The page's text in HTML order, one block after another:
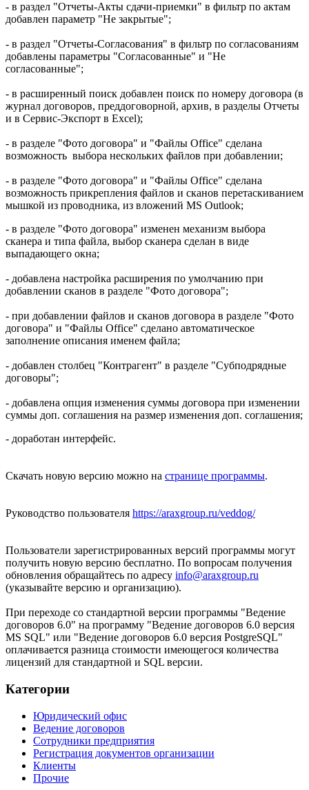
- в раздел "Отчеты-Акты сдачи-приемки" в фильтр по актам
добавлен параметр "Не закрытые";
- в раздел "Отчеты-Согласования" в фильтр по согласованиям
добавлены параметры "Согласованные" и "Не
согласованные";
- в расширенный поиск добавлен поиск по номеру договора (в
журнал договоров, преддоговорной, архив, в разделы Отчеты
и в Сервис-Экспорт в Excel);
- в разделе "Фото договора" и "Файлы Office" сделана
возможность выбора нескольких файлов при добавлении;
- в разделе "Фото договора" и "Файлы Office" сделана
возможность прикрепления файлов и сканов перетаскиванием
мышкой из проводника, из вложений MS Outlook;
- в разделе "Фото договора" изменен механизм выбора
сканера и типа файла, выбор сканера сделан в виде
выпадающего окна;
- добавлена настройка расширения по умолчанию при
добавлении сканов в разделе "Фото договора";
- при добавлении файлов и сканов договора в разделе "Фото
договора" и "Файлы Office" сделано автоматическое
заполнение описания именем файла;
- добавлен столбец "Контрагент" в разделе "Субподрядные
договоры";
- добавлена опция изменения суммы договора при изменении
суммы доп. соглашения на размер изменения доп. соглашения;
- доработан интерфейс.
Скачать новую версию можно на странице программы.
Руководство пользователя https://araxgroup.ru/veddog/
Пользователи зарегистрированных версий программы могут
получить новую версию бесплатно. По вопросам получения
обновления обращайтесь по адресу info@araxgroup.ru
(указывайте версию и организацию).
При переходе со стандартной версии программы "Ведение
договоров 6.0" на программу "Ведение договоров 6.0 версия
MS SQL" или "Ведение договоров 6.0 версия PostgreSQL"
оплачивается разница стоимости имеющегося количества
лицензий для стандартной и SQL версии.
Категории
Юридический офис
Ведение договоров
Сотрудники предприятия
Регистрация документов организации
Клиенты
Прочие